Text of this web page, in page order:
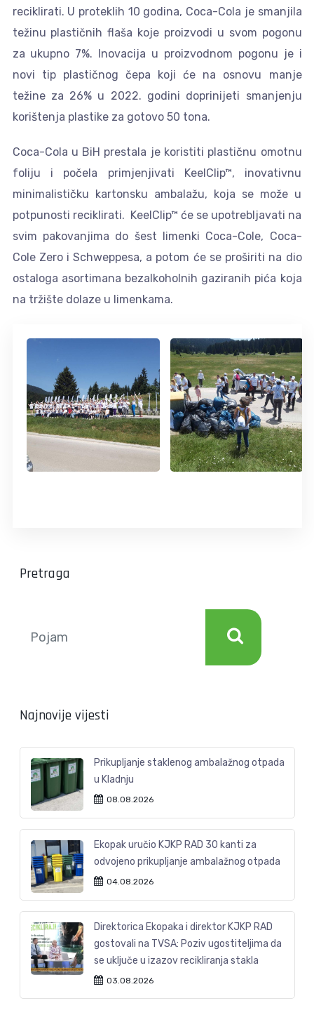
reciklirati. U proteklih 10 godina, Coca-Cola je smanjila
težinu plastičnih flaša koje proizvodi u svom pogonu
za ukupno 7%. Inovacija u proizvodnom pogonu je i
novi tip plastičnog čepa koji će na osnovu manje
težine za 26% u 2022. godini doprinijeti smanjenju
korištenja plastike za gotovo 50 tona.
Coca-Cola u BiH prestala je koristiti plastičnu omotnu
foliju i počela primjenjivati KeelClip™, inovativnu
minimalističku kartonsku ambalažu, koja se može u
potpunosti reciklirati. KeelClip™ će se upotrebljavati na
svim pakovanjima do šest limenki Coca-Cole, Coca-
Cole Zero i Schweppesa, a potom će se proširiti na dio
ostaloga asortimana bezalkoholnih gaziranih pića koja
na tržište dolaze u limenkama.
Pretraga
Najnovije vijesti
Prikupljanje staklenog ambalažnog otpada
u Kladnju
08.08.2026
Ekopak uručio KJKP RAD 30 kanti za
odvojeno prikupljanje ambalažnog otpada
04.08.2026
Direktorica Ekopaka i direktor KJKP RAD
gostovali na TVSA: Poziv ugostiteljima da
se uključe u izazov recikliranja stakla
03.08.2026